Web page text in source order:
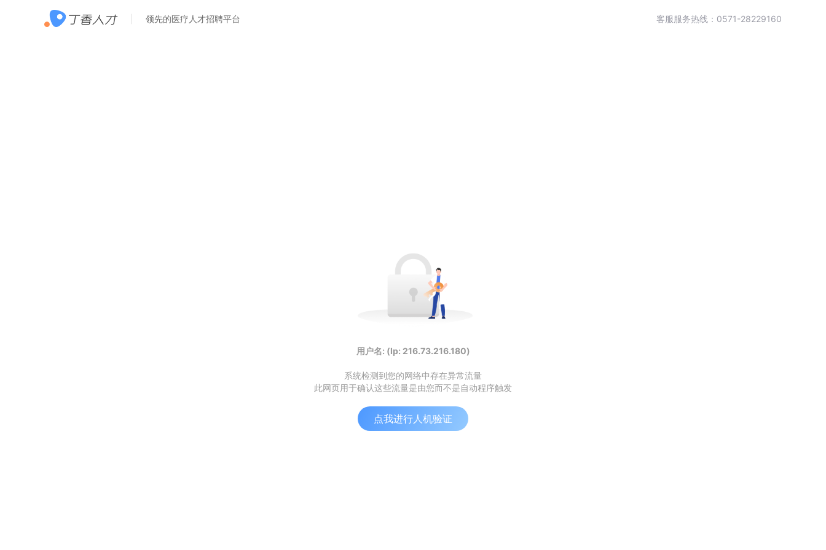
领先的医疗人才招聘平台 客服服务热线：0571-28229160
用户名: (Ip: 216.73.216.180)
系统检测到您的网络中存在异常流量
此网页用于确认这些流量是由您而不是自动程序触发
点我进行人机验证